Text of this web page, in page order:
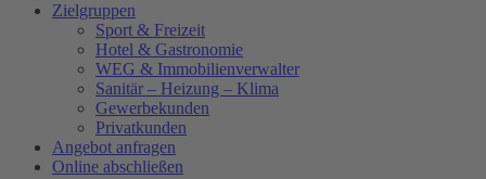
Zielgruppen
Sport & Freizeit
Hotel & Gastronomie
WEG & Immobilienverwalter
Sanitär – Heizung – Klima
Gewerbekunden
Privatkunden
Angebot anfragen
Online abschließen